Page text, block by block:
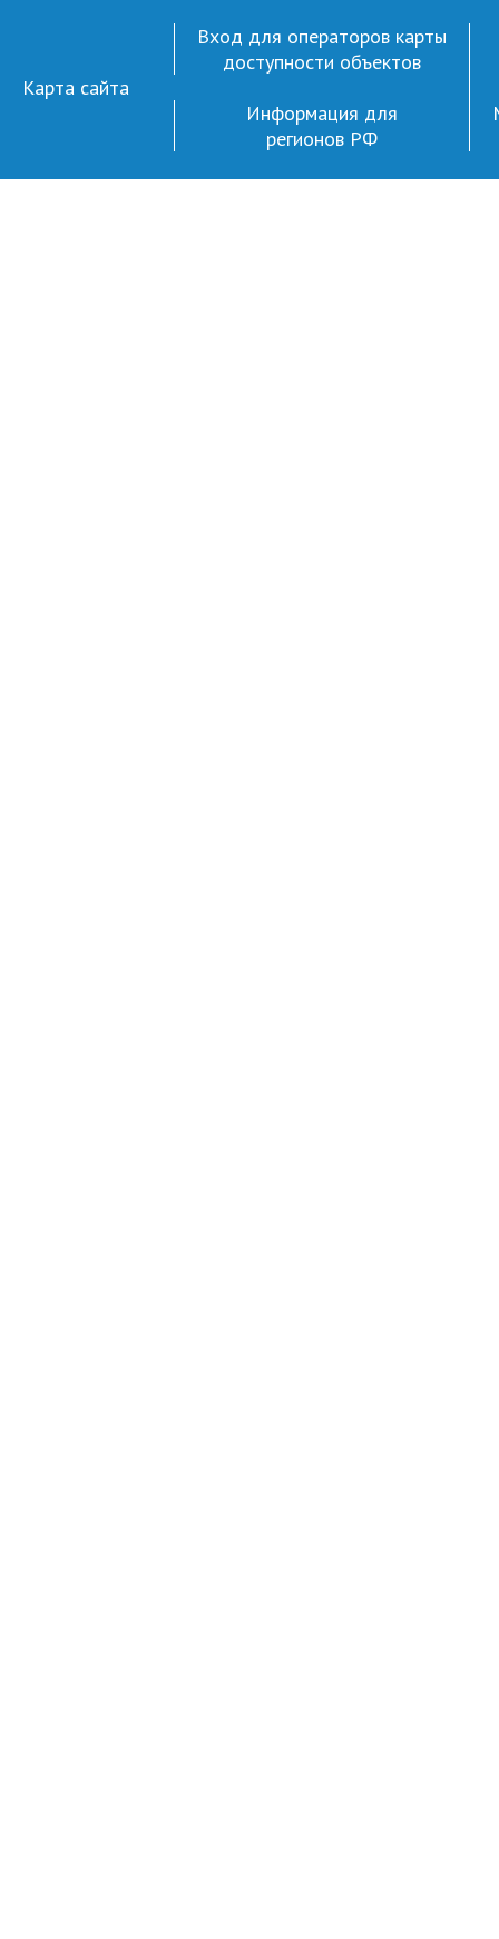
Карта сайта
Вход для операторов карты
доступности объектов
Информация для
регионов РФ